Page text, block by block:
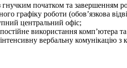
гнучким початком та завершенням
графіку роботи (обов’язкова
центральний офіс;
використання комп’ютера
вербальну комунікацію з